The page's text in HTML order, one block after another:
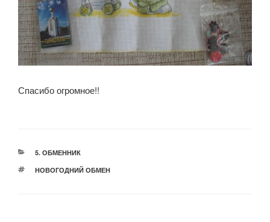
Спасибо огромное!!
РУБРИКИ
5. ОБМЕННИК
МЕТКИ
НОВОГОДНИЙ ОБМЕН